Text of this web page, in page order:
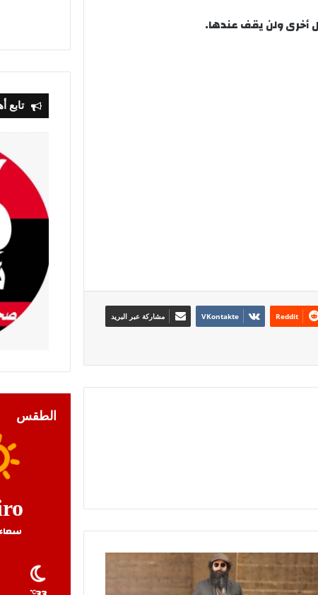
أخرى ولن يقف عندها.
مشاركة عبر البريد
تابع
الطقس
℃